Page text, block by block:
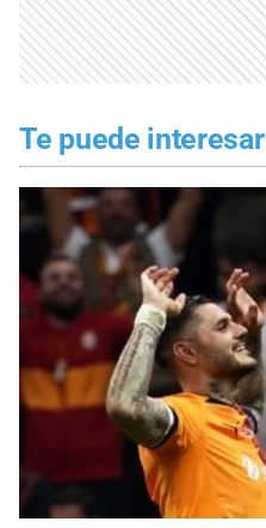
Te puede interesar